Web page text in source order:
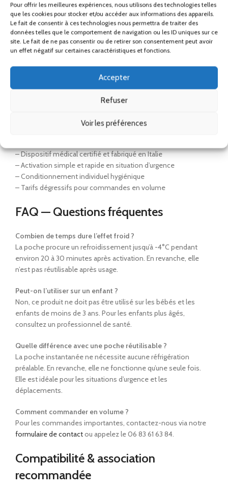
Pour offrir les meilleures expériences, nous utilisons des technologies telles
que les cookies pour stocker et/ou accéder aux informations des appareils.
Le fait de consentir à ces technologies nous permettra de traiter des
données telles que le comportement de navigation ou les ID uniques sur ce
site. Le fait de ne pas consentir ou de retirer son consentement peut avoir
un effet négatif sur certaines caractéristiques et fonctions.
Accepter
Refuser
Voir les préférences
– Clubs sportifs et salles de sport
– Hôtels et résidences hôtelières
– Entreprises et collectivités
Ainsi, elle garantit un soulagement rapide en toutes
Bénéfices pour votre établissement
nombreux avantages :
– Dispositif médical certifié et fabriqué en Italie
– Activation simple et rapide en situation d’urgence
– Conditionnement individuel hygiénique
– Tarifs dégressifs pour commandes en volume
FAQ — Questions fréquentes
Combien de temps dure l’effet froid ?
La poche procure un refroidissement jusqu’à -4°C pendant
environ 20 à 30 minutes après activation. En revanche, elle
n’est pas réutilisable après usage.
Peut-on l’utiliser sur un enfant ?
Non, ce produit ne doit pas être utilisé sur les bébés et les
enfants de moins de 3 ans. Pour les enfants plus âgés,
consultez un professionnel de santé.
Quelle différence avec une poche réutilisable ?
La poche instantanée ne nécessite aucune réfrigération
préalable. En revanche, elle ne fonctionne qu’une seule fois.
Elle est idéale pour les situations d’urgence et les
déplacements.
Comment commander en volume ?
Pour les commandes importantes, contactez-nous via notre
formulaire de contactou appelez le 06 83 61 63 84.
Compatibilité & association
recommandée